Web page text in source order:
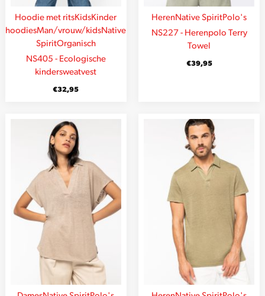
Hoodie met ritsKidsKinder
hoodiesMan/vrouw/kidsNative
SpiritOrganisch
NS405 - Ecologische
kindersweatvest
€32,95
HerenNative SpiritPolo's
NS227 - Herenpolo Terry
Towel
€39,95